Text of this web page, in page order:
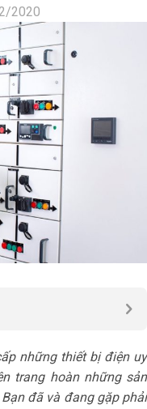
2020
những thiết bị điện uy
trang hoàn những sản
đã và đang gặp phải